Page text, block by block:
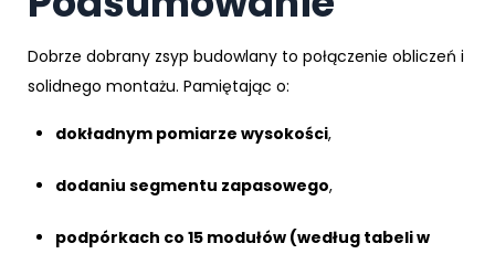
Dobrze dobrany zsyp budowlany to połączenie obliczeń i
solidnego montażu. Pamiętając o:
dokładnym pomiarze wysokości,
dodaniu segmentu zapasowego,
podpórkach co 15 modułów (według tabeli w